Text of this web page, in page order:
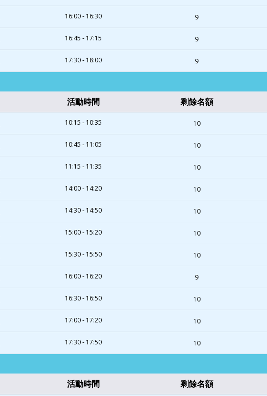
16:00 - 16:30 9
16:45 - 17:15 9
17:30 - 18:00 9
活動時間 剩餘名額
10:15 - 10:35 10
10:45 - 11:05 10
11:15 - 11:35 10
14:00 - 14:20 10
14:30 - 14:50 10
15:00 - 15:20 10
15:30 - 15:50 10
16:00 - 16:20 9
16:30 - 16:50 10
17:00 - 17:20 10
17:30 - 17:50 10
活動時間 剩餘名額